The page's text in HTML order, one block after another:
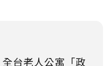
台老人公寓「政